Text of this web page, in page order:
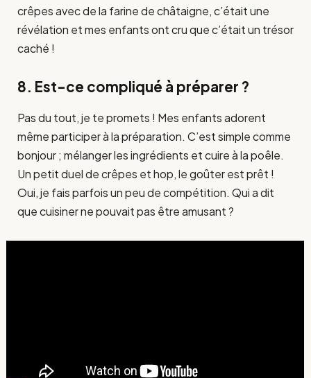
crêpes avec de la farine de châtaigne, c’était une
révélation et mes enfants ont cru que c’était un trésor
caché !
8. Est-ce compliqué à préparer ?
Pas du tout, je te promets ! Mes enfants adorent
même participer à la préparation. C’est simple comme
bonjour ; mélanger les ingrédients et cuire à la poêle.
Un petit duel de crêpes et hop, le goûter est prêt !
Oui, je fais parfois un peu de compétition. Qui a dit
que cuisiner ne pouvait pas être amusant ?